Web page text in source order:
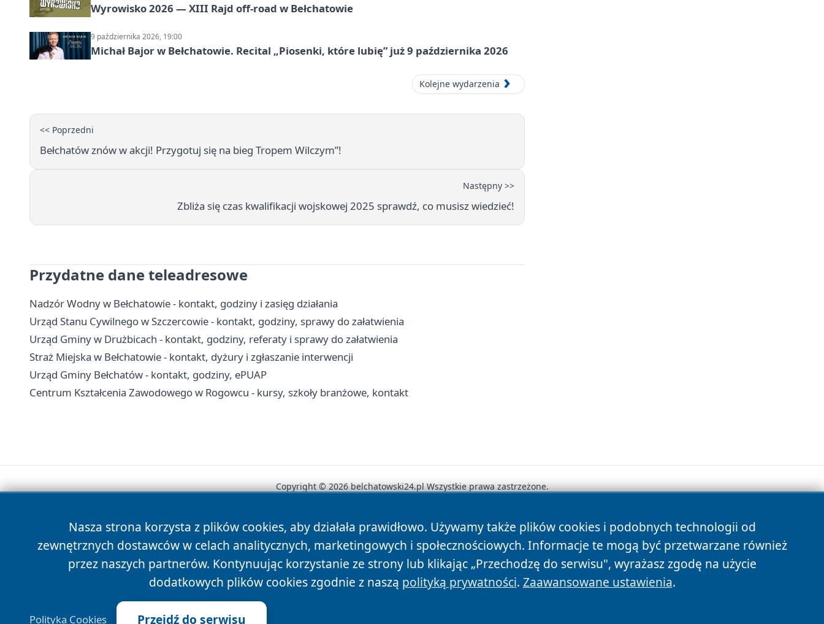
Wyrowisko 2026 — XIII Rajd off‑road w Bełchatowie
9 października 2026, 19:00
Michał Bajor w Bełchatowie. Recital „Piosenki, które lubię” już 9 października 2026
Kolejne wydarzenia
<< Poprzedni
Bełchatów znów w akcji! Przygotuj się na bieg Tropem Wilczym”!
Następny >>
Zbliża się czas kwalifikacji wojskowej 2025 sprawdź, co musisz wiedzieć!
Przydatne dane teleadresowe
Nadzór Wodny w Bełchatowie - kontakt, godziny i zasięg działania
Urząd Stanu Cywilnego w Szczercowie - kontakt, godziny, sprawy do załatwienia
Urząd Gminy w Drużbicach - kontakt, godziny, referaty i sprawy do załatwienia
Straż Miejska w Bełchatowie - kontakt, dyżury i zgłaszanie interwencji
Urząd Gminy Bełchatów - kontakt, godziny, ePUAP
Centrum Kształcenia Zawodowego w Rogowcu - kursy, szkoły branżowe, kontakt
Nasza strona korzysta z plików cookies, aby działała prawidłowo. Używamy także plików cookies i podobnych technologii od
zewnętrznych dostawców w celach analitycznych, marketingowych i społecznościowych. Informacje te mogą być przetwarzane również
przez naszych partnerów. Kontynuując korzystanie ze strony lub klikając „Przechodzę do serwisu", wyrażasz zgodę na użycie
dodatkowych plików cookies zgodnie z naszą polityką prywatności. Zaawansowane ustawienia.
Polityka Cookies Przejdź do serwisu
Copyright © 2026 belchatowski24.pl Wszystkie prawa zastrzeżone.
News Autorzy Polityka Prywatności Polityka Cookies